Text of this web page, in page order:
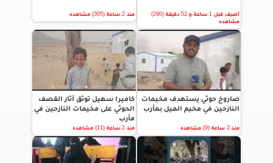
أضيف قبل 1 ساعة و 52 دقيقة (290)
مشاهده
منذ 2 ساعة (305) مشاهده
صاروخ حوثي يستهدف مخيمات
النازحين في مخيم الميل بمأرب
منذ 2 ساعة (9) مشاهده
كاميرا سهيل توثق آثار القصف
الحوثي على مخيمات النازحين في
مأرب
منذ 2 ساعة (11) مشاهده